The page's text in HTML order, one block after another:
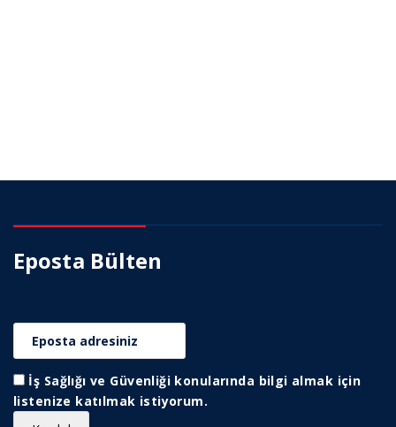
Eposta Bülten
İş Sağlığı ve Güvenliği konularında bilgi almak için
listenize katılmak istiyorum.